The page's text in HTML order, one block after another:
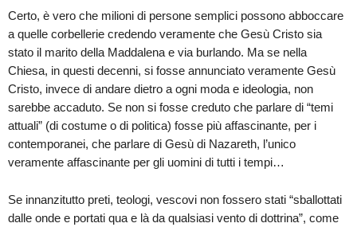
Certo, è vero che milioni di persone semplici possono abboccare
a quelle corbellerie credendo veramente che Gesù Cristo sia
stato il marito della Maddalena e via burlando. Ma se nella
Chiesa, in questi decenni, si fosse annunciato veramente Gesù
Cristo, invece di andare dietro a ogni moda e ideologia, non
sarebbe accaduto. Se non si fosse creduto che parlare di “temi
attuali” (di costume o di politica) fosse più affascinante, per i
contemporanei, che parlare di Gesù di Nazareth, l’unico
veramente affascinante per gli uomini di tutti i tempi…
Se innanzitutto preti, teologi, vescovi non fossero stati “sballottati
dalle onde e portati qua e là da qualsiasi vento di dottrina”, come